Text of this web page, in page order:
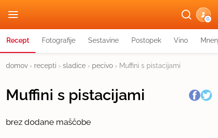
G
Recept Fotografije Sestavine Postopek Vino
domov › recepti › sladice › pecivo › Muffini s pistacijami
Muffini s pistacijami
brez dodane maščobe